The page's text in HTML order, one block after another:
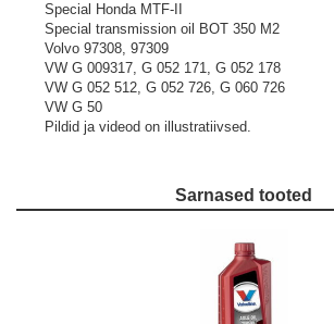
Special Honda MTF-II
Special transmission oil BOT 350 M2
Volvo 97308, 97309
VW G 009317, G 052 171, G 052 178
VW G 052 512, G 052 726, G 060 726
VW G 50
Pildid ja videod on illustratiivsed.
Sarnased tooted